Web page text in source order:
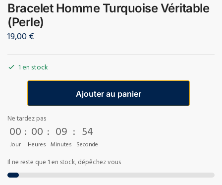
Bracelet Homme Turquoise Véritable
(Perle)
19,00€
1 en stock
Ajouter au panier
Ne tardez pas
00
Jour
: 00
Heures
: 09
Minutes
: 54
Seconde
Il ne reste que 1 en stock, dépêchez vous